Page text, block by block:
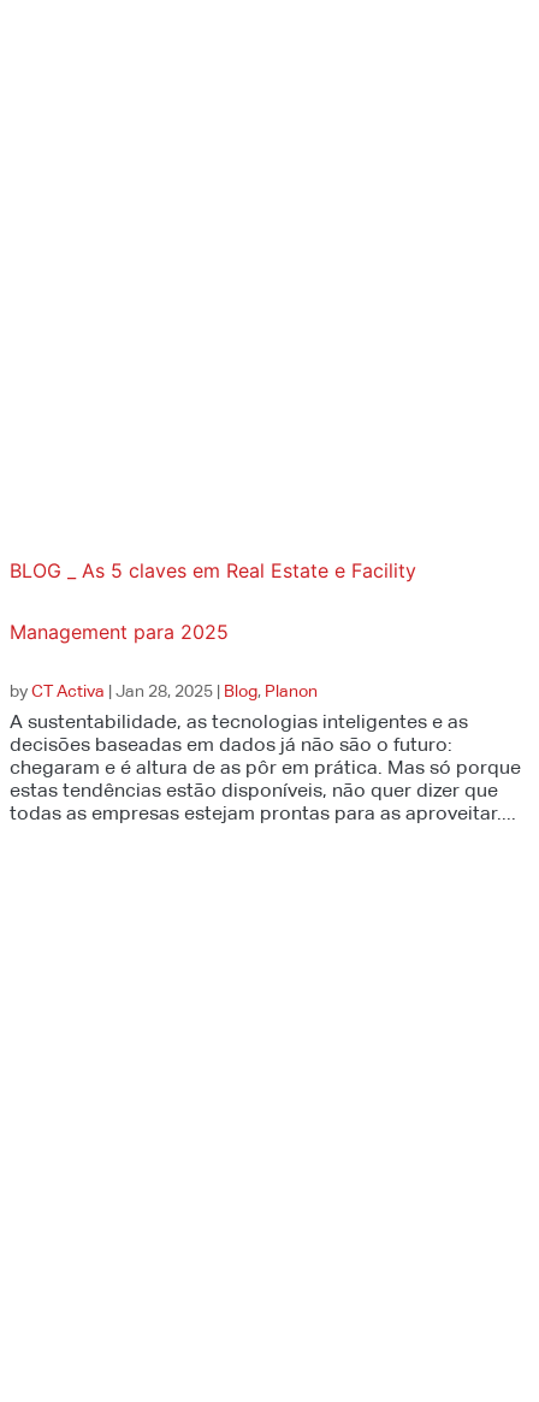
BLOG _ As 5 claves em Real Estate e Facility
Management para 2025
byCT Activa |Jan 28, 2025 | Blog, Planon
A sustentabilidade, as tecnologias inteligentes e as
decisões baseadas em dados já não são o futuro:
chegaram e é altura de as pôr em prática. Mas só porque
estas tendências estão disponíveis, não quer dizer que
todas as empresas estejam prontas para as aproveitar....